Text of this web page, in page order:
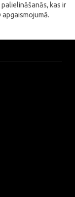
kas ir